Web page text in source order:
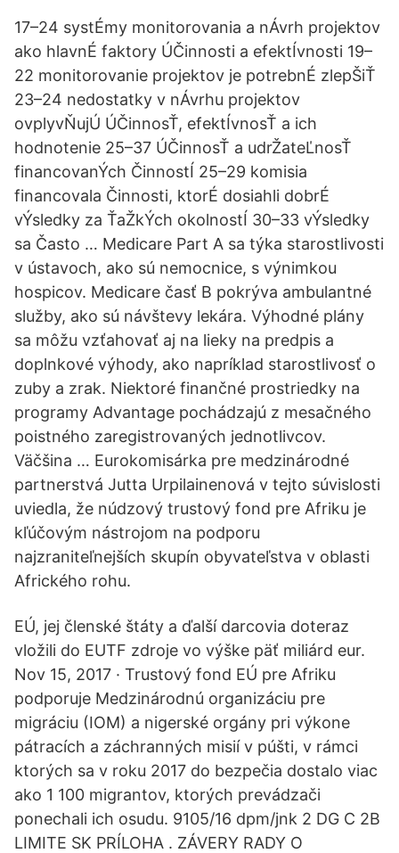
17–24 systÉmy monitorovania a nÁvrh projektov
ako hlavnÉ faktory ÚČinnosti a efektÍvnosti 19–
22 monitorovanie projektov je potrebnÉ zlepŠiŤ
23–24 nedostatky v nÁvrhu projektov
ovplyvŇujÚ ÚČinnosŤ, efektÍvnosŤ a ich
hodnotenie 25–37 ÚČinnosŤ a udrŽateĽnosŤ
financovanÝch ČinnostÍ 25–29 komisia
financovala Činnosti, ktorÉ dosiahli dobrÉ
vÝsledky za ŤaŽkÝch okolnostÍ 30–33 vÝsledky
sa Často … Medicare Part A sa týka starostlivosti
v ústavoch, ako sú nemocnice, s výnimkou
hospicov. Medicare časť B pokrýva ambulantné
služby, ako sú návštevy lekára. Výhodné plány
sa môžu vzťahovať aj na lieky na predpis a
doplnkové výhody, ako napríklad starostlivosť o
zuby a zrak. Niektoré finančné prostriedky na
programy Advantage pochádzajú z mesačného
poistného zaregistrovaných jednotlivcov.
Väčšina … Eurokomisárka pre medzinárodné
partnerstvá Jutta Urpilainenová v tejto súvislosti
uviedla, že núdzový trustový fond pre Afriku je
kľúčovým nástrojom na podporu
najzraniteľnejších skupín obyvateľstva v oblasti
Afrického rohu.
EÚ, jej členské štáty a ďalší darcovia doteraz
vložili do EUTF zdroje vo výške päť miliárd eur.
Nov 15, 2017 · Trustový fond EÚ pre Afriku
podporuje Medzinárodnú organizáciu pre
migráciu (IOM) a nigerské orgány pri výkone
pátracích a záchranných misií v púšti, v rámci
ktorých sa v roku 2017 do bezpečia dostalo viac
ako 1 100 migrantov, ktorých prevádzači
ponechali ich osudu. 9105/16 dpm/jnk 2 DG C 2B
LIMITE SK PRÍLOHA . ZÁVERY RADY O